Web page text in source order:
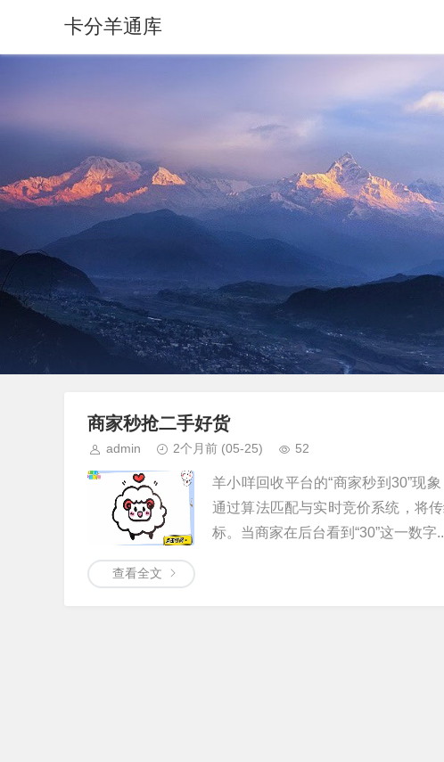
卡分羊通库
商家秒抢二手好货
admin 2个月前 (05-25) 52
羊小咩回收平台的“商家秒到30”现
通过算法匹配与实时竞价系统，将
标。当商家在后台看到“30”这一数字
查看全文